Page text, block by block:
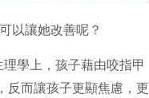
以讓她改善呢？
學上，孩子藉由咬指甲
反而讓孩子更顯焦慮，更